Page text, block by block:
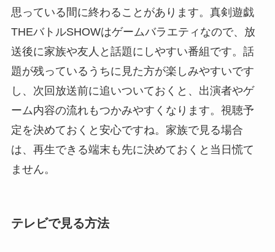
思っている間に終わることがあります。真剣遊戯
THEバトルSHOWはゲームバラエティなので、放
送後に家族や友人と話題にしやすい番組です。話
題が残っているうちに見た方が楽しみやすいです
し、次回放送前に追いついておくと、出演者やゲ
ーム内容の流れもつかみやすくなります。視聴予
定を決めておくと安心ですね。家族で見る場合
は、再生できる端末も先に決めておくと当日慌て
ません。
テレビで見る方法